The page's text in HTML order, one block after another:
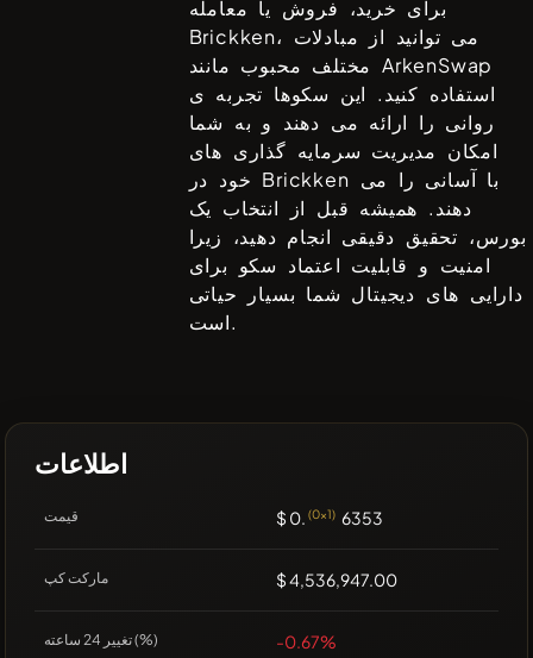
برای خرید، فروش یا معامله
Brickken، می توانید از مبادلات
مختلف محبوب مانندArkenSwap
استفاده کنید. این سکوها تجربه ی
روانی را ارائه می دهند و به شما
امکان مدیریت سرمایه گذاری های
Brickken
دهند. همیشه قبل از انتخاب یک
بورس، تحقیق دقیقی انجام دهید، زیرا
امنیت و قابلیت اعتماد سکو برای
دارایی های دیجیتال شما بسیار حیاتی
است.
اطلاعات
قیمت $ 0. (0x1) 6353
مارکت کپ $ 4,536,947.00
تغییر 24 ساعته (%) -0.67%